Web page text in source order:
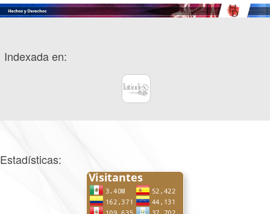
Indexada en:
Estadísticas: